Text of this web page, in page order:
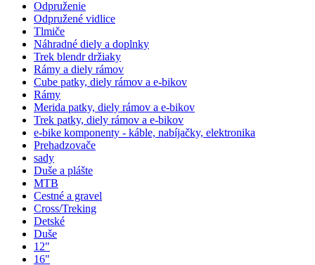
Odpruženie
Odpružené vidlice
Tlmiče
Náhradné diely a doplnky
Trek blendr držiaky
Rámy a diely rámov
Cube patky, diely rámov a e-bikov
Rámy
Merida patky, diely rámov a e-bikov
Trek patky, diely rámov a e-bikov
e-bike komponenty - káble, nabíjačky, elektronika
Prehadzovače
sady
Duše a plášte
MTB
Cestné a gravel
Cross/Treking
Detské
Duše
12"
16"